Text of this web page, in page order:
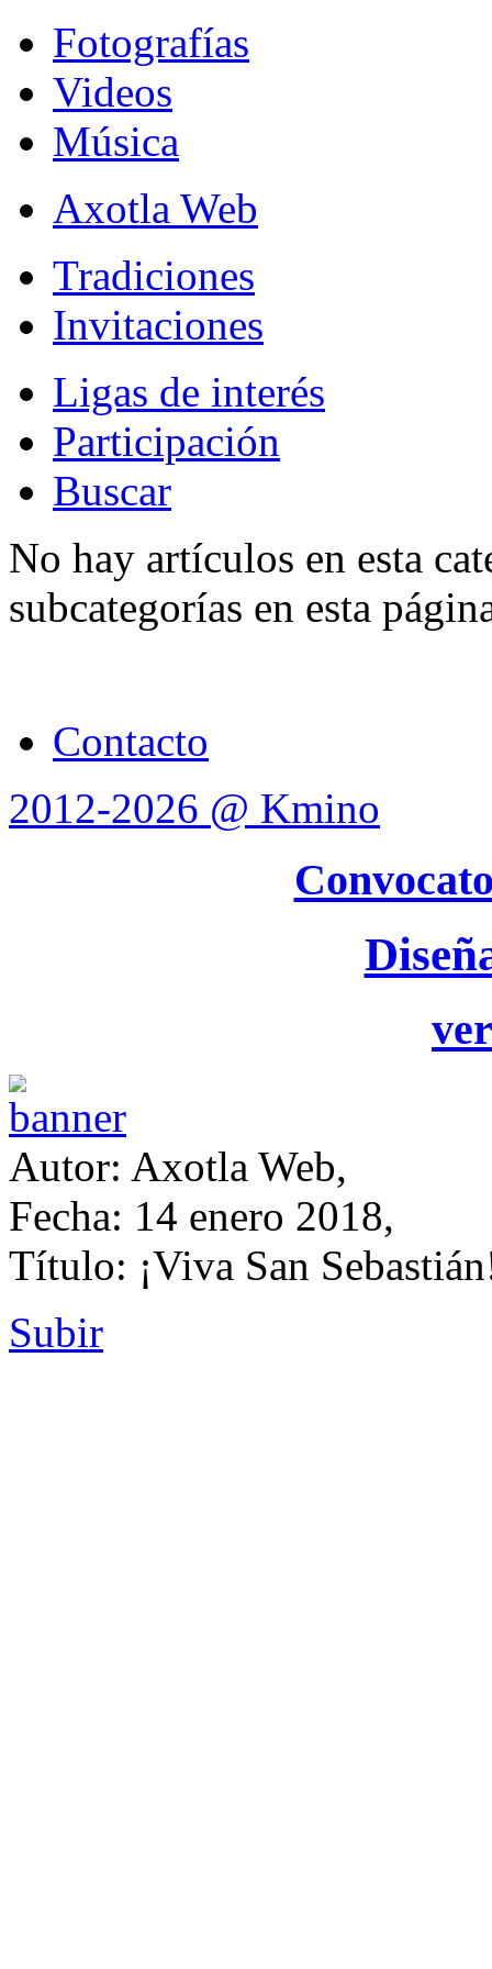
Fotografías
Videos
Música
Axotla Web
Tradiciones
Invitaciones
Ligas de interés
Participación
Buscar
No hay artículos en esta
subcategorías en esta
Contacto
2012-2026 @ Kmino
Autor: Axotla Web,
Fecha: 14 enero 2018,
Título: ¡Viva San
Subir